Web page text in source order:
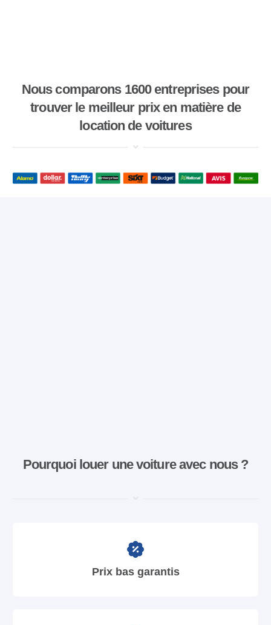
Nous comparons 1600 entreprises pour
trouver le meilleur prix en matière de
location de voitures
Pourquoi louer une voiture avec nous ?
Prix bas garantis